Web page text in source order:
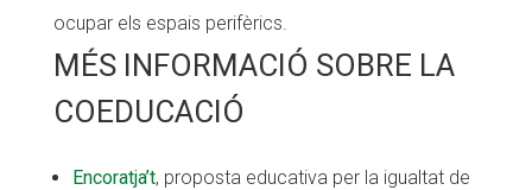
ocupar els espais perifèrics.
MÉS INFORMACIÓ SOBRE LA
COEDUCACIÓ
Encoratja’t, proposta educativa per la igualtat de